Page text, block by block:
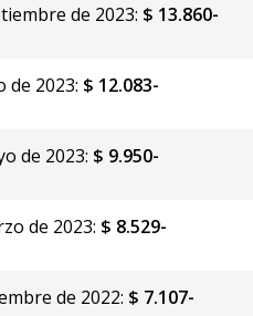
de 2023: $ 13.860-
de 2023: $ 12.083-
de 2023: $ 9.950-
de 2023: $ 8.529-
de 2022: $ 7.107-